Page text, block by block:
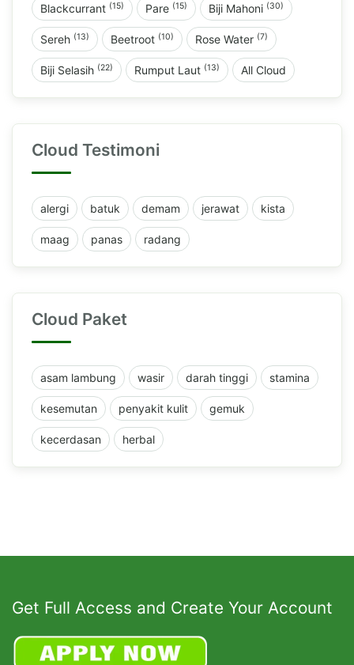
Blackcurrant (15) Pare (15) Biji Mahoni (30)
Sereh (13) Beetroot (10) Rose Water (7)
Biji Selasih (22) Rumput Laut (13) All Cloud
Cloud Testimoni
alergi batuk demam jerawat kista
maag panas radang
Cloud Paket
asam lambung wasir darah tinggi stamina
kesemutan penyakit kulit gemuk
kecerdasan herbal
Get Full Access and Create Your Account